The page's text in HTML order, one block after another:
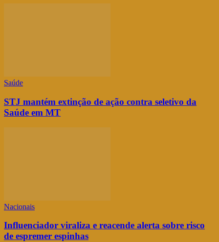
Saúde
STJ mantém extinção de ação contra seletivo da
Saúde em MT
Nacionais
Influenciador viraliza e reacende alerta sobre risco
de espremer espinhas